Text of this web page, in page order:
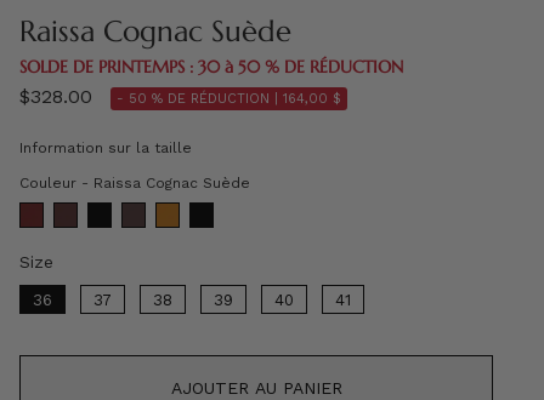
Raissa Cognac Suède
SOLDE DE PRINTEMPS : 30 à 50 % DE RÉDUCTION
$328.00 - 50 % DE RÉDUCTION | 164,00 $
Information sur la taille
Couleur - Raissa Cognac Suède
Size
36 37 38 39 40 41
AJOUTER AU PANIER